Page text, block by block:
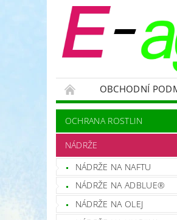
OBCHODNÍ
NÁDRŽE
HNOJIVA
RODENTICIDY - PROTI
OCHRANNÉ POMŮCKY
NÁHRADNÍ DÍLY A
OCHRANA ROSTLIN
NÁDRŽE
NÁDRŽE NA NAFTU
NÁDRŽE NA ADBLUE®
NÁDRŽE NA OLEJ